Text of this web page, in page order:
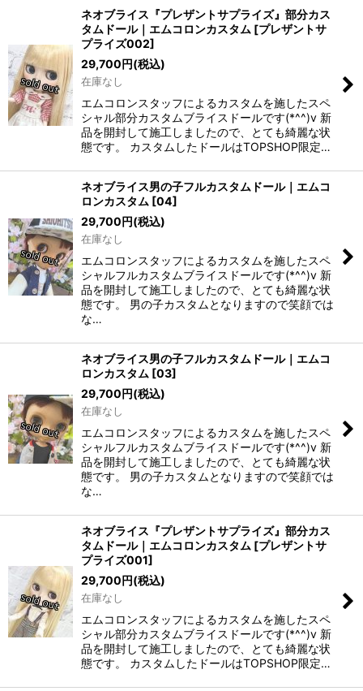
ネオブライス『プレザントサプライズ』部分カス
タムドール｜エムコロンカスタム [プレザントサ
プライズ002]
29,700円(税込)
在庫なし
エムコロンスタッフによるカスタムを施したスペ
シャル部分カスタムブライスドールです(*^^)v 新
品を開封して施工しましたので、とても綺麗な状
態です。 カスタムしたドールはTOPSHOP限定…
ネオブライス男の子フルカスタムドール｜エムコ
ロンカスタム [04]
29,700円(税込)
在庫なし
エムコロンスタッフによるカスタムを施したスペ
シャルフルカスタムブライスドールです(*^^)v 新
品を開封して施工しましたので、とても綺麗な状
態です。 男の子カスタムとなりますので笑顔では
な…
ネオブライス男の子フルカスタムドール｜エムコ
ロンカスタム [03]
29,700円(税込)
在庫なし
エムコロンスタッフによるカスタムを施したスペ
シャルフルカスタムブライスドールです(*^^)v 新
品を開封して施工しましたので、とても綺麗な状
態です。 男の子カスタムとなりますので笑顔では
な…
ネオブライス『プレザントサプライズ』部分カス
タムドール｜エムコロンカスタム [プレザントサ
プライズ001]
29,700円(税込)
在庫なし
エムコロンスタッフによるカスタムを施したスペ
シャル部分カスタムブライスドールです(*^^)v 新
品を開封して施工しましたので、とても綺麗な状
態です。 カスタムしたドールはTOPSHOP限定…